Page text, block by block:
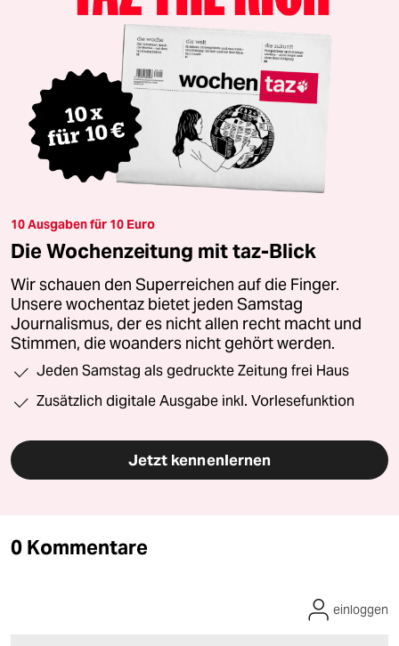
10 Ausgaben für 10 Euro
Die Wochenzeitung mit taz-Blick
Wir schauen den Superreichen auf die Finger.
Unsere wochentaz bietet jeden Samstag
Journalismus, der es nicht allen recht macht und
Stimmen, die woanders nicht gehört werden.
Jeden Samstag als gedruckte Zeitung frei Haus
Zusätzlich digitale Ausgabe inkl. Vorlesefunktion
Jetzt kennenlernen
0 Kommentare
einloggen